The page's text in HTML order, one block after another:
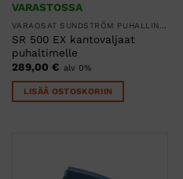
VARASTOSSA
SR 500 EX kantovaljaat
puhaltimelle
289,00 € alv 0%
LISÄÄ OSTOSKORIIN